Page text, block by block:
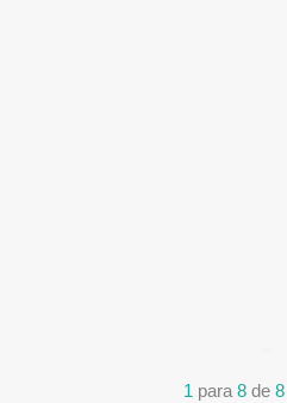
1 para 8 de 8